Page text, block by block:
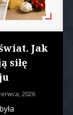
Jak
siłę
2026